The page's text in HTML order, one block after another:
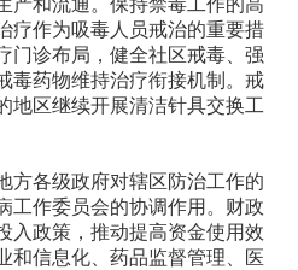
疗作为吸毒人员戒治的重要措
门诊布局，健全社区戒毒、强
毒药物维持治疗衔接机制。戒
地区继续开展清洁针具交换工
方各级政府对辖区防治工作的
工作委员会的协调作用。财政
入政策，推动提高资金使用效
和信息化、药品监督管理、医